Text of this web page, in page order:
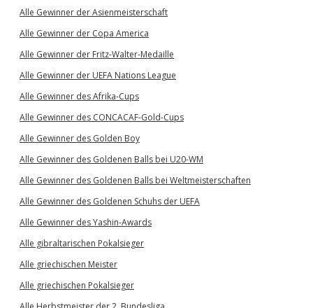
Alle Gewinner der Asienmeisterschaft
Alle Gewinner der Copa America
Alle Gewinner der Fritz-Walter-Medaille
Alle Gewinner der UEFA Nations League
Alle Gewinner des Afrika-Cups
Alle Gewinner des CONCACAF-Gold-Cups
Alle Gewinner des Golden Boy
Alle Gewinner des Goldenen Balls bei U20-WM
Alle Gewinner des Goldenen Balls bei Weltmeisterschaften
Alle Gewinner des Goldenen Schuhs der UEFA
Alle Gewinner des Yashin-Awards
Alle gibraltarischen Pokalsieger
Alle griechischen Meister
Alle griechischen Pokalsieger